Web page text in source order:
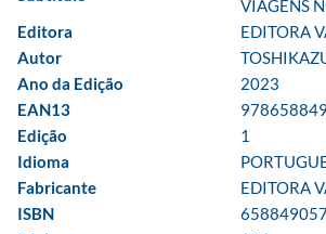
VIAGENS
Editora
EDITORA
Autor
Ano da Edição
2023
EAN13
Edição
1
Idioma
Fabricante
EDITORA
ISBN